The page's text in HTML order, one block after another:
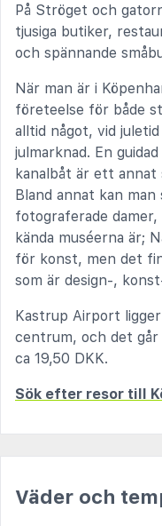
På Ströget och
tjusiga butiker,
och spännande
När man är i
företeelse för både
alltid något, vid
julmarknad. En
kanalbåt är ett
Bland annat kan
fotograferade
kända muséerna är;
för konst, men det
som är design-,
Kastrup Airport
centrum, och det går
ca 19,50 DKK.
Sök efter resor till
Väder och